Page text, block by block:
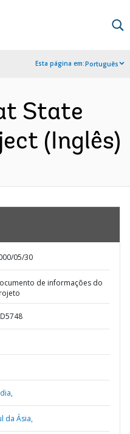
Esta página em:Português
State
(Inglês)
05/30
de informações do
da Ásia,